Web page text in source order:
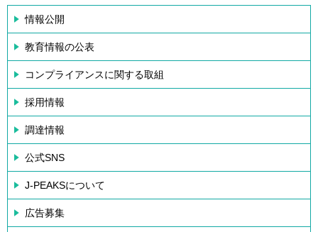
情報公開
教育情報の公表
コンプライアンスに関する取組
採用情報
調達情報
公式SNS
J-PEAKSについて
広告募集